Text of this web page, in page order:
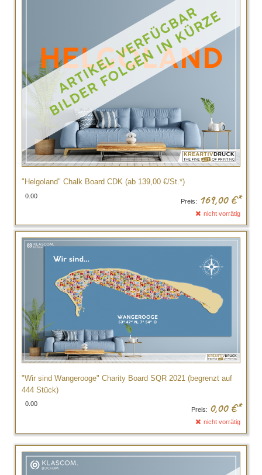
"Helgoland" Chalk Board CDK (ab 139,00 €/St.*)
0.00
Preis: 169,00 €*
nicht vorrätig
"Wir sind Wangerooge" Charity Board SQR 2021 (begrenzt auf
444 Stück)
0.00
Preis: 0,00 €*
nicht vorrätig